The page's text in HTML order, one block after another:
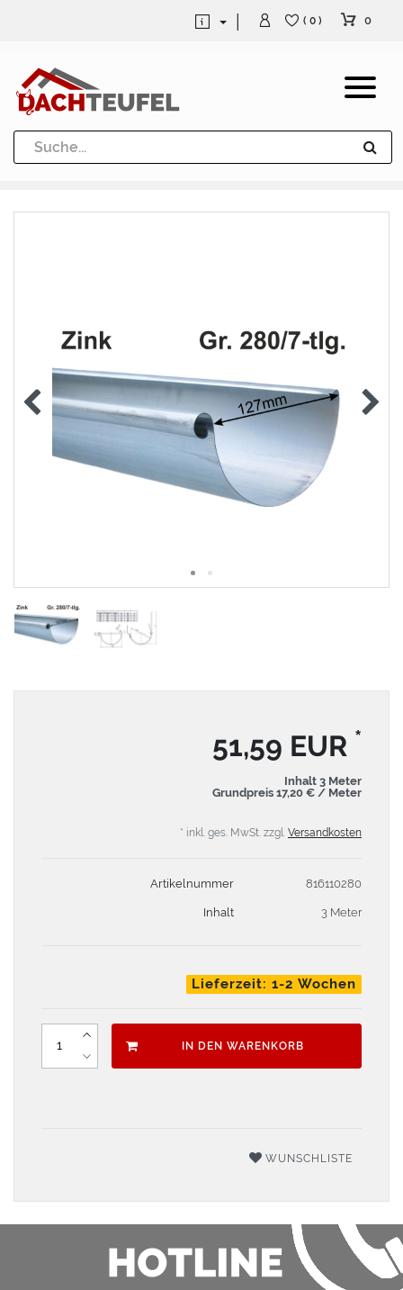
Dachrinne und Fallrohre
Werkzeuge und Löttechnik
( 0 ) 0
51,59 EUR *
Inhalt 3 Meter
Grundpreis 17,20 € / Meter
* inkl. ges. MwSt. zzgl. Versandkosten
Artikelnummer 816110280
Inhalt 3 Meter
Lieferzeit: 1-2 Wochen
IN DEN WARENKORB
WUNSCHLISTE